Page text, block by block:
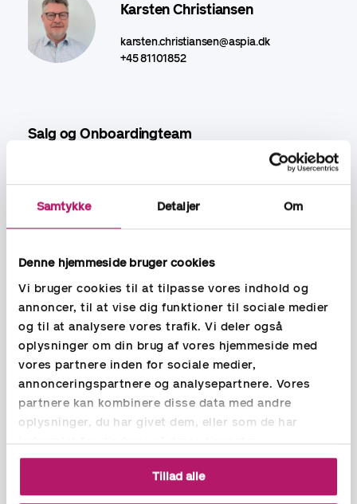
Samtykke Detaljer Om
Denne hjemmeside bruger cookies
Vi bruger cookies til at tilpasse vores indhold og
annoncer, til at vise dig funktioner til sociale medier
og til at analysere vores trafik. Vi deler også
oplysninger om din brug af vores hjemmeside med
vores partnere inden for sociale medier,
annonceringspartnere og analysepartnere. Vores
partnere kan kombinere disse data med andre
oplysninger, du har givet dem, eller som de har
indsamlet fra din brug af deres tjenester.
Tillad alle
Karsten Christiansen
karsten.christiansen@aspia.dk
+45 81101852
Salg og Onboardingteam
Danni Blomquist
Lisbeth Bloch Rønsholt
+
Lene Drøscher
lene.droscher@aspia.dk
+45 93935798